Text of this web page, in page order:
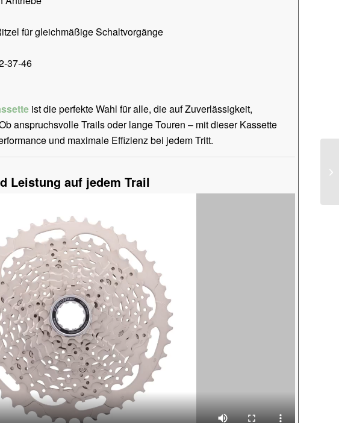
für gleichmäßige Schaltvorgänge
37-46
ist die perfekte Wahl für alle, die auf Zuverlässigkeit,
anspruchsvolle Trails oder lange Touren – mit dieser Kassette
und maximale Effizienz bei jedem Tritt.
Leistung auf jedem Trail